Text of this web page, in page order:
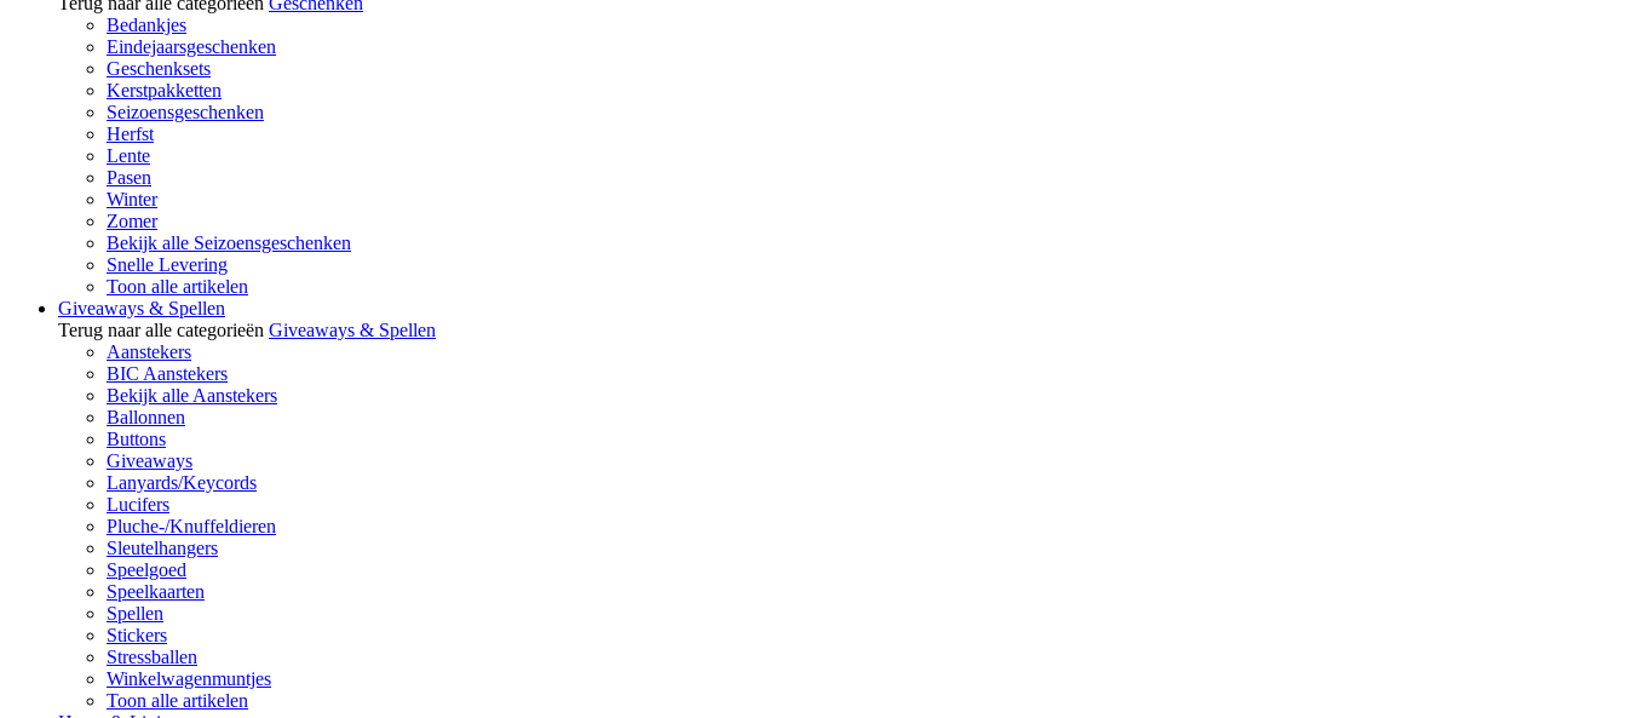
Bedankjes
Eindejaarsgeschenken
Geschenksets
Kerstpakketten
Seizoensgeschenken
Herfst
Lente
Pasen
Winter
Zomer
Bekijk alle Seizoensgeschenken
Snelle Levering
Toon alle artikelen
Giveaways & Spellen
Terug naar alle categorieën Giveaways & Spellen
Aanstekers
BIC Aanstekers
Bekijk alle Aanstekers
Ballonnen
Buttons
Giveaways
Lanyards/Keycords
Lucifers
Pluche-/Knuffeldieren
Sleutelhangers
Speelgoed
Speelkaarten
Spellen
Stickers
Stressballen
Winkelwagenmuntjes
Toon alle artikelen